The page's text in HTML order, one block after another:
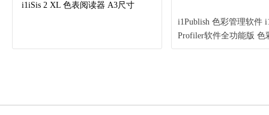
i1iSis 2 XL 色表阅读器 A3尺寸
i1Publish 色彩管理软件
Profiler软件全功能版 色
文件ICC制作（X-Rite 爱